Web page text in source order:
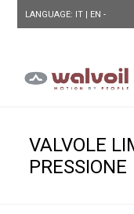
LANGUAGE: IT | EN-
VALVOLE
PRESSIONE